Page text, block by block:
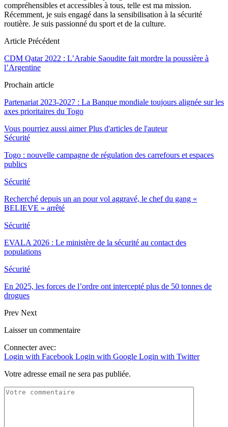
compréhensibles et accessibles à tous, telle est ma mission.
Récemment, je suis engagé dans la sensibilisation à la sécurité
routière. Je suis passionné du sport et de la culture.
Article Précédent
CDM Qatar 2022 : L’Arabie Saoudite fait mordre la poussière à
l’Argentine
Prochain article
Partenariat 2023-2027 : La Banque mondiale toujours alignée sur les
axes prioritaires du Togo
Vous pourriez aussi aimer Plus d'articles de l'auteur
Sécurité
Togo : nouvelle campagne de régulation des carrefours et espaces
publics
Sécurité
Recherché depuis un an pour vol aggravé, le chef du gang «
BELIEVE » arrêté
Sécurité
EVALA 2026 : Le ministère de la sécurité au contact des
populations
Sécurité
En 2025, les forces de l’ordre ont intercepté plus de 50 tonnes de
drogues
Prev Next
Laisser un commentaire
Connecter avec:
Login with Facebook Login with Google Login with Twitter
Votre adresse email ne sera pas publiée.